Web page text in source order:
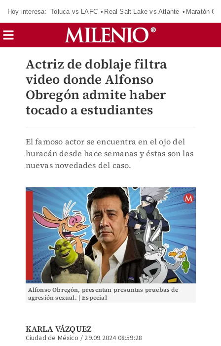
Hoy interesa: Toluca vs LAFC Real Salt Lake vs Atlante Maratón
Actriz de doblaje filtra
video donde Alfonso
Obregón admite haber
tocado a estudiantes
El famoso actor se encuentra en el ojo del
huracán desde hace semanas y éstas son las
nuevas novedades del caso.
Alfonso Obregón, presentan presuntas pruebas de
agresión sexual. | Especial
KARLA VÁZQUEZ
Ciudad de México / 29.09.2024 08:59:28